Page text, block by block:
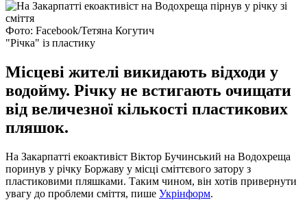
Фото: Facebook/Тетяна Когутич
"Річка" із пластику
Місцеві жителі викидають відходи у
водойму. Річку не встигають очищати
від величезної кількості пластикових
пляшок.
На Закарпатті екоактивіст Віктор Бучинський на Водохреща
поринув у річку Боржаву у місці сміттєвого затору з
пластиковими пляшками. Таким чином, він хотів привернути
увагу до проблеми сміття, пише Укрінформ.